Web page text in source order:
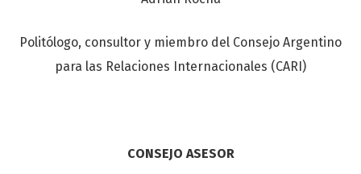
Politólogo, consultor y miembro del Consejo Argentino
para las Relaciones Internacionales (CARI)
CONSEJO ASESOR